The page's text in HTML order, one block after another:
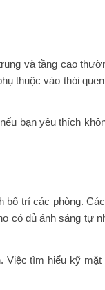
và tầng cao
thuộc vào thói
bạn yêu thích
trí các phòng.
có đủ ánh sáng tự
tìm hiểu kỹ mặt